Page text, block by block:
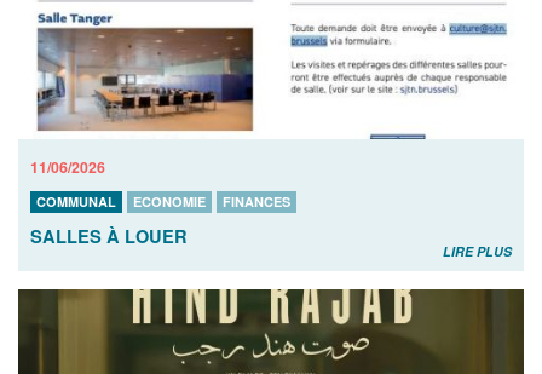
11/06/2026
COMMUNAL ECONOMIE FINANCES
SALLES À LOUER
LIRE PLUS